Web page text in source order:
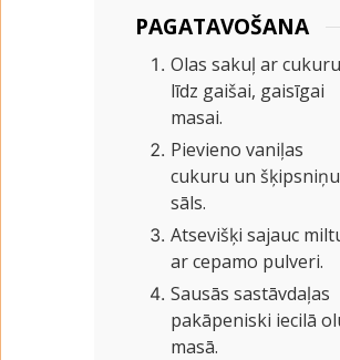
PAGATAVOŠANA
Olas sakuļ ar cukuru
līdz gaišai, gaisīgai
masai.
Pievieno vaniļas
cukuru un šķipsniņu
sāls.
Atsevišķi sajauc
ar cepamo pulveri.
Sausās sastāvdaļas
pakāpeniski iecilā
masā.